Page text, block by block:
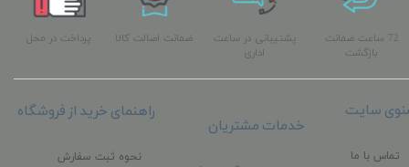
پشتیبانی در ساعت
اداری
پرداخت در محل
72 ساعت ضمانت
بازگشت
ضمانت اصالت کالا
راهنمای خرید از فروشگاه
نحوه ثبت سفارش
خدمات مشتریان
سایت
تماس با ما